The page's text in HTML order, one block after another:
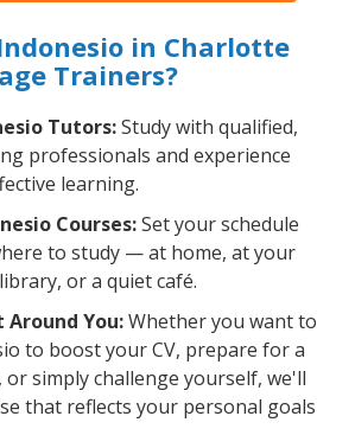
in Charlotte
Trainers?
Tutors:Study with qualified,
professionals and experience
learning.
Courses:Set your schedule
to study — at home, at your
or a quiet café.
Around You:Whether you want to
to boost your CV, prepare for a
or simply challenge yourself, we'll
that reflects your personal goals